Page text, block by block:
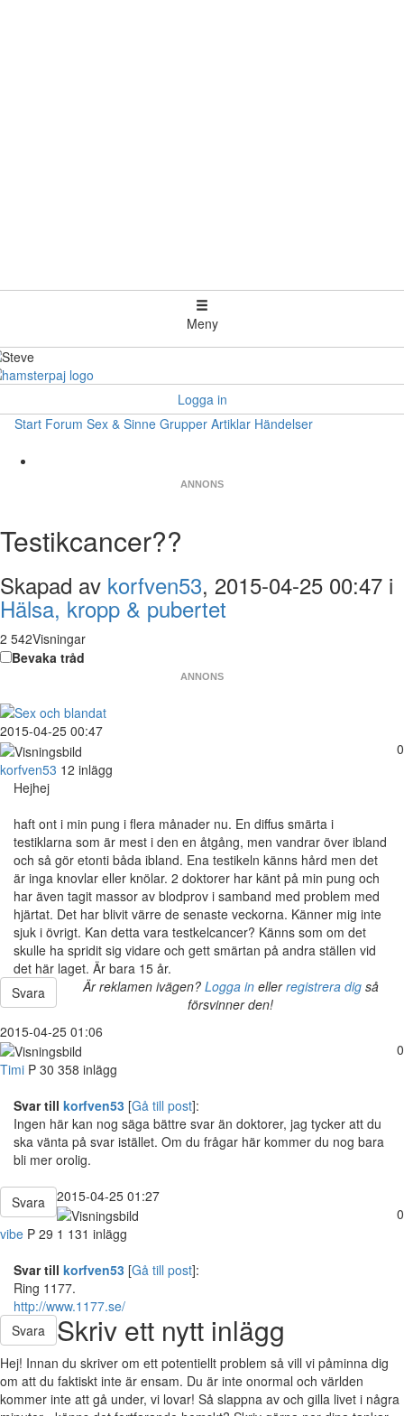
Meny
Logga in
Start Forum Sex & Sinne Grupper Artiklar Händelser
ANNONS
Testikcancer??
Skapad av korfven53, 2015-04-25 00:47 i
Hälsa, kropp & pubertet
2 542Visningar
Bevaka tråd
ANNONS
2015-04-25 00:47
0
korfven53 12 inlägg
Hejhej
haft ont i min pung i flera månader nu. En diffus smärta i
testiklarna som är mest i den en åtgång, men vandrar över ibland
och så gör etonti båda ibland. Ena testikeln känns hård men det
är inga knovlar eller knölar. 2 doktorer har känt på min pung och
har även tagit massor av blodprov i samband med problem med
hjärtat. Det har blivit värre de senaste veckorna. Känner mig inte
sjuk i övrigt. Kan detta vara testkelcancer? Känns som om det
skulle ha spridit sig vidare och gett smärtan på andra ställen vid
det här laget. Är bara 15 år.
Svara
Är reklamen ivägen? Logga inellerregistrera digså
försvinner den!
2015-04-25 01:06
0
Timi P 30 358 inlägg
Svar till korfven53 [Gå till post]:
Ingen här kan nog säga bättre svar än doktorer, jag tycker att du
ska vänta på svar istället. Om du frågar här kommer du nog bara
bli mer orolig.
Svara
2015-04-25 01:27
0
vibe P 29 1 131 inlägg
Svar till korfven53 [Gå till post]:
Ring 1177.
http://www.1177.se/
Svara
Skriv ett nytt inlägg
Hej! Innan du skriver om ett potentiellt problem så vill vi påminna dig
om att du faktiskt inte är ensam. Du är inte onormal och världen
kommer inte att gå under, vi lovar! Så slappna av och gilla livet i några